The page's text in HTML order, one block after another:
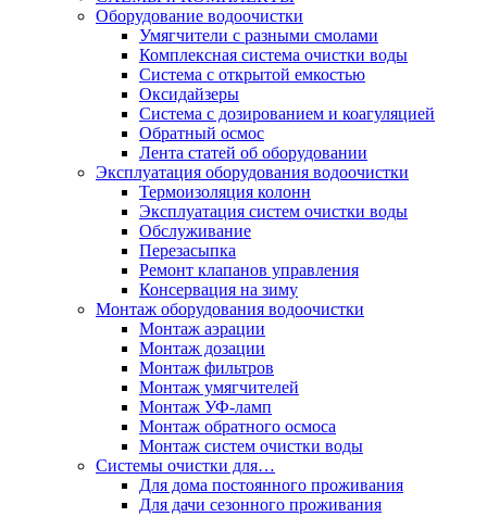
Оборудование водоочистки
Умягчители с разными смолами
Комплексная система очистки воды
Система с открытой емкостью
Оксидайзеры
Система с дозированием и коагуляцией
Обратный осмос
Лента статей об оборудовании
Эксплуатация оборудования водоочистки
Термоизоляция колонн
Эксплуатация систем очистки воды
Обслуживание
Перезасыпка
Ремонт клапанов управления
Консервация на зиму
Монтаж оборудования водоочистки
Монтаж аэрации
Монтаж дозации
Монтаж фильтров
Монтаж умягчителей
Монтаж УФ-ламп
Монтаж обратного осмоса
Монтаж систем очистки воды
Системы очистки для…
Для дома постоянного проживания
Для дачи сезонного проживания